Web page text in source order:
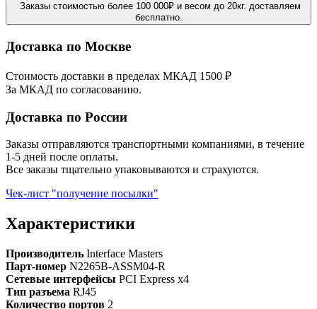
Заказы стоимостью более 100 000₽ и весом до 20кг. доставляем
бесплатно.
Доставка по Москве
Стоимость доставки в пределах МКАД 1500 ₽
За МКАД по согласованию.
Доставка по России
Заказы отправляются транспортными компаниями, в течение
1-5 дней после оплаты.
Все заказы тщательно упаковываются и страхуются.
Чек-лист "получение посылки"
Характеристики
Производитель Interface Masters
Парт-номер N2265B-ASSM04-R
Сетевые интерфейсы PCI Express x4
Тип разъема RJ45
Количество портов 2